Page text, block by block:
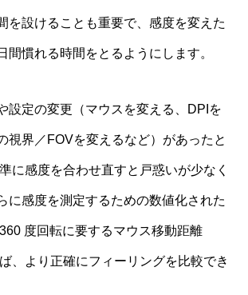
を設けることも重要で、感度を変えた
間慣れる時間をとるようにします。
設定の変更（マウスを変える、DPIを
視界／FOVを変えるなど）があったと
に感度を合わせ直すと戸惑いが少なく
に感度を測定するための数値化された
度回転に要するマウス移動距離
、より正確にフィーリングを比較でき